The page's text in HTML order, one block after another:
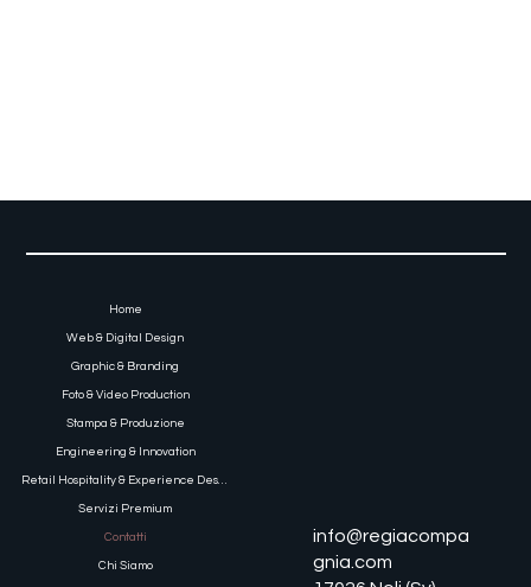
Home
Web & Digital Design
Graphic & Branding
Foto & Video Production
Stampa & Produzione
Engineering & Innovation
Retail Hospitality & Experience Design
Servizi Premium
Contatti
Chi Siamo
info@regiacompa
gnia.com